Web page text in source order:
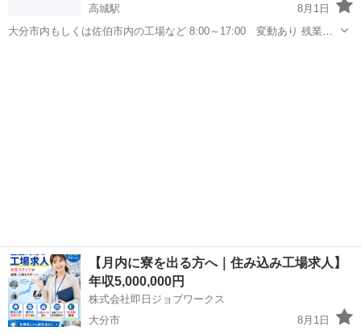
高城駅
8月1日
大分市内もしくは佐伯市内の工場など 8:00～17:00 変動あり 残業代
【月内に寮を出る方へ｜住み込み工場求人】
年収5,000,000円
株式会社即日ジョブワークス
大分市
8月1日